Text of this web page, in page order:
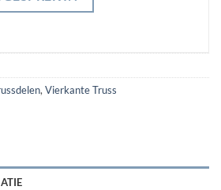
, Vierkante Truss